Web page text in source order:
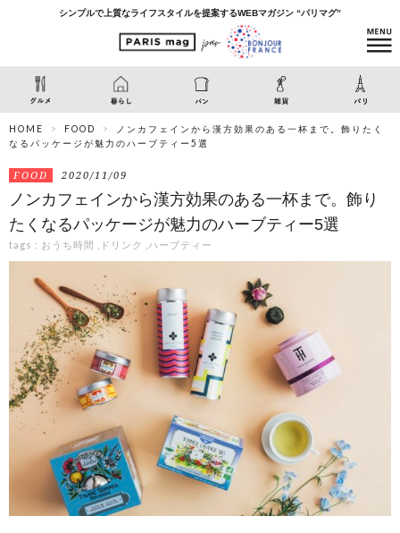
シンプルで上質なライフスタイルを提案するWEBマガジン “パリマグ”
HOME FOOD
ノンカフェインから漢方効果のある一杯まで。飾りたく
なるパッケージが魅力のハーブティー5選
FOOD 2020/11/09
ノンカフェインから漢方効果のある一杯まで。飾り
たくなるパッケージが魅力のハーブティー5選
tags : おうち時間 ドリンク ハーブティー